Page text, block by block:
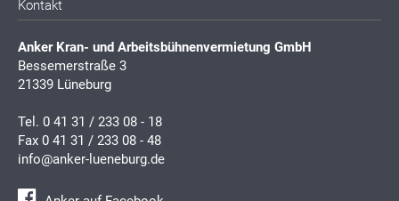
Kontakt
Anker Kran- und Arbeitsbühnenvermietung GmbH
Bessemerstraße 3
21339 Lüneburg
Tel. 0 41 31 / 233 08 - 18
Fax 0 41 31 / 233 08 - 48
info@anker-lueneburg.de